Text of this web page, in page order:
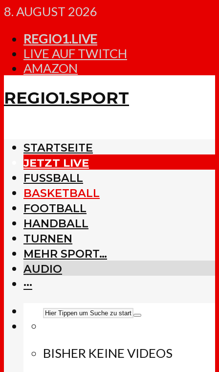
8. AUGUST 2026
REGIO1.LIVE
LIVE AUF TWITCH
AMAZON
REGIO1.SPORT
STARTSEITE
JETZT LIVE
FUSSBALL
BASKETBALL
FOOTBALL
HANDBALL
TURNEN
MEHR SPORT…
AUDIO
···
BISHER KEINE VIDEOS